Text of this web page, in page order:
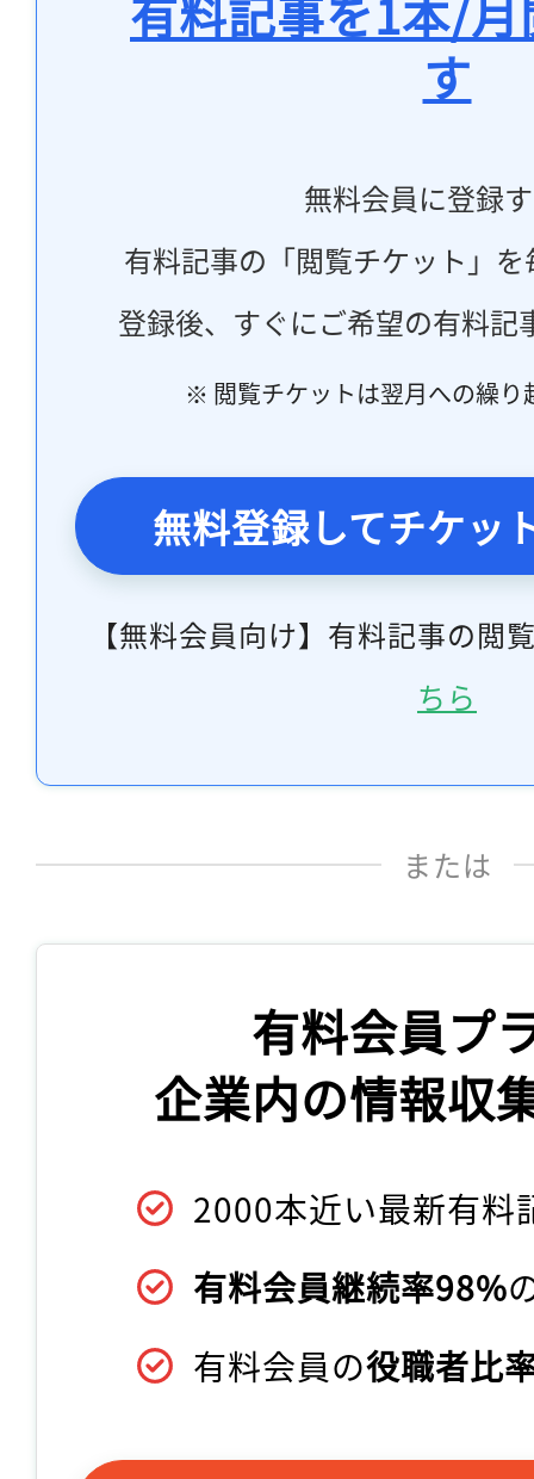
す
無料会員に登録
有料記事の「閲覧チケット」
登録後、すぐにご希望の有料記
※ 閲覧チケットは翌月への繰り
無料登録してチケッ
【無料会員向け】有料記事の閲
ちら
または
有料会員プ
企業内の情報収
2000本近い最新有料
有料会員継続率98%
有料会員の役職者比